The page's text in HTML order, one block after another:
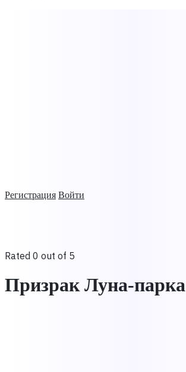
Регистрация Войти
Rated 0 out of 5
Призрак Луна-парка